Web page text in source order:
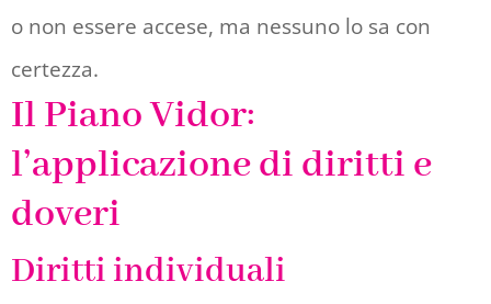
o non essere accese, ma nessuno lo sa con
certezza.
Il Piano Vidor:
l’applicazione di diritti e
doveri
Diritti individuali